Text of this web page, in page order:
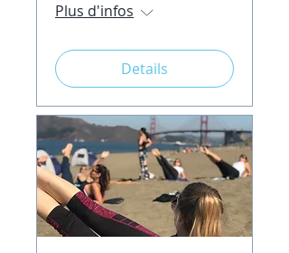
Plus d'infos
Details